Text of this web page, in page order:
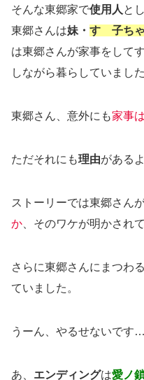
そんな東郷家で使用人 と
東郷さんは妹・ すゞ子ち
は東郷さんが家事をして
しながら暮らしていました
東郷さん、意外にも家事
ただそれにも理由がある
ストーリーでは東郷さん
か 、そのワケが明かされ
さらに東郷さんにまつわる
ていました。
うーん、やるせないです…
あ、 エンディングは愛ノ